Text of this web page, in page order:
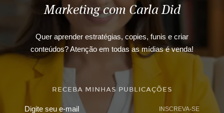
Marketing com Carla Did
Quer aprender estratégias, copies, funis e criar
conteúdos? Atenção em todas as mídias é venda!
RECEBA MINHAS PUBLICAÇÕES
INSCREVA-SE